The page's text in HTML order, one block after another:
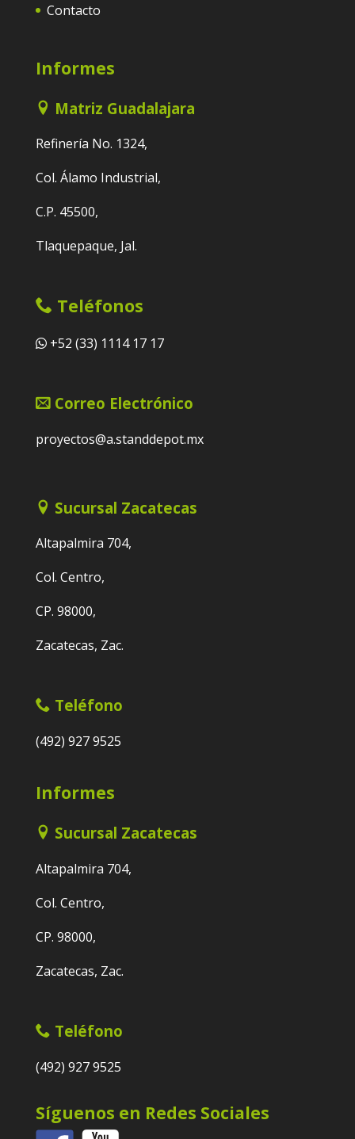
Contacto
Informes
Matriz Guadalajara
Refinería No. 1324,
Col. Álamo Industrial,
C.P. 45500,
Tlaquepaque, Jal.
Teléfonos
+52 (33) 1114 17 17
Correo Electrónico
proyectos@a.standdepot.mx
Sucursal Zacatecas
Altapalmira 704,
Col. Centro,
CP. 98000,
Zacatecas, Zac.
Teléfono
(492) 927 9525
Informes
Sucursal Zacatecas
Altapalmira 704,
Col. Centro,
CP. 98000,
Zacatecas, Zac.
Teléfono
(492) 927 9525
Síguenos en Redes Sociales